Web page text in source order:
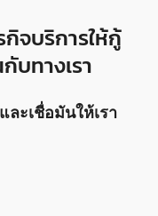
จบริการให้กู้
บทางเรา
ละเชื่อมันให้เรา